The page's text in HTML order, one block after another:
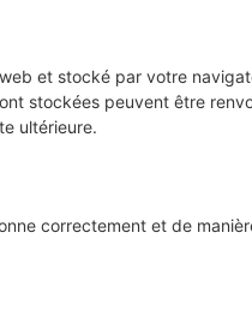
et stocké par votre
stockées peuvent être
ultérieure.
correctement et de